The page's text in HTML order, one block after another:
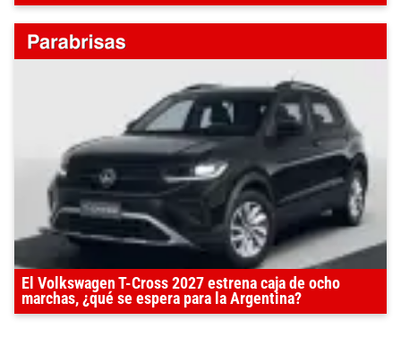
El Volkswagen T-Cross 2027 estrena caja de ocho
marchas, ¿qué se espera para la Argentina?